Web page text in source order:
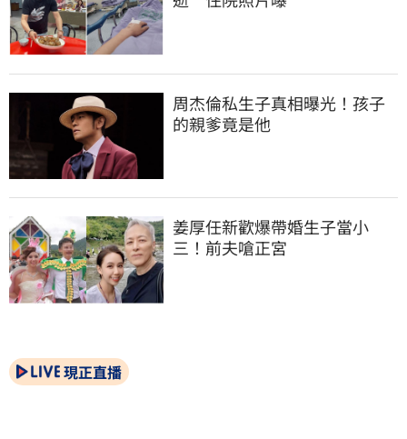
周杰倫私生子真相曝光！孩子
的親爹竟是他
姜厚任新歡爆帶婚生子當小
三！前夫嗆正宮
現正直播